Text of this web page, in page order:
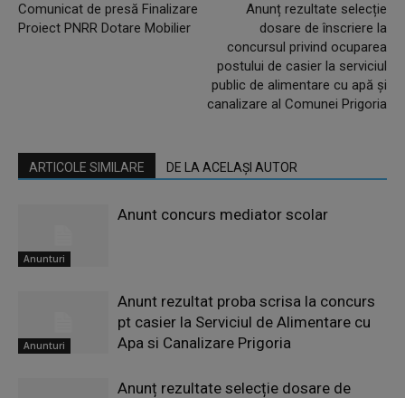
Comunicat de presă Finalizare
Proiect PNRR Dotare Mobilier
Anunț rezultate selecție
dosare de înscriere la
concursul privind ocuparea
postului de casier la serviciul
public de alimentare cu apă și
canalizare al Comunei Prigoria
ARTICOLE SIMILARE DE LA ACELAȘI AUTOR
Anunturi
Anunt concurs mediator scolar
Anunturi
Anunt rezultat proba scrisa la concurs
pt casier la Serviciul de Alimentare cu
Apa si Canalizare Prigoria
Anunț rezultate selecție dosare de